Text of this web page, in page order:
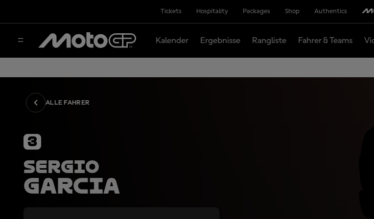
Tickets Hospitality Packages Shop Authentics
Kalender Ergebnisse Rangliste Fahrer & Teams
ALLE FAHRER
3
Sergio
Garcia